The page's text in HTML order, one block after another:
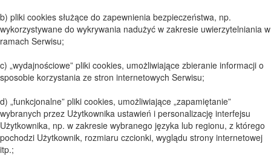
b) pliki cookies służące do zapewnienia bezpieczeństwa, np.
wykorzystywane do wykrywania nadużyć w zakresie uwierzytelniania w
ramach Serwisu;
c) „wydajnościowe” pliki cookies, umożliwiające zbieranie informacji o
sposobie korzystania ze stron internetowych Serwisu;
d) „funkcjonalne” pliki cookies, umożliwiające „zapamiętanie”
wybranych przez Użytkownika ustawień i personalizację interfejsu
Użytkownika, np. w zakresie wybranego języka lub regionu, z którego
pochodzi Użytkownik, rozmiaru czcionki, wyglądu strony internetowej
itp.;